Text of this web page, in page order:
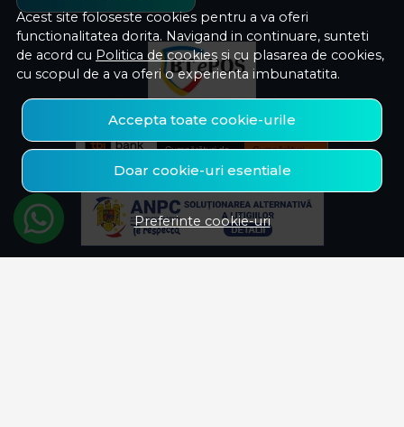
Acest site foloseste cookies pentru a va oferi
functionalitatea dorita. Navigand in continuare, sunteti
de acord cu Politica de cookies si cu plasarea de cookies,
cu scopul de a va oferi o experienta imbunatatita.
Accepta toate cookie-urile
Doar cookie-uri esentiale
Preferinte cookie-uri